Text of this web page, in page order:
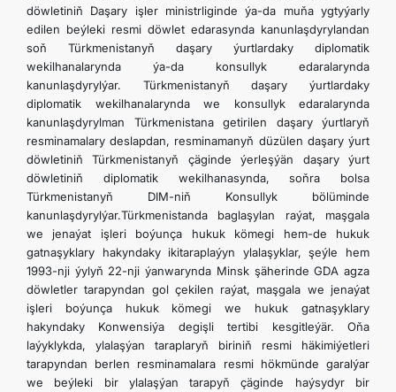
döwletiniň Daşary işler ministrliginde ýa-da muňa ygtyýarly
edilen beýleki resmi döwlet edarasynda kanunlaşdyrylandan
soň Türkmenistanyň daşary ýurtlardaky diplomatik
wekilhanalarynda ýa-da konsullyk edaralarynda
kanunlaşdyrylýar. Türkmenistanyň daşary ýurtlardaky
diplomatik wekilhanalarynda we konsullyk edaralarynda
kanunlaşdyrylman Türkmenistana getirilen daşary ýurtlaryň
resminamalary deslapdan, resminamanyň düzülen daşary ýurt
döwletiniň Türkmenistanyň çäginde ýerleşýän daşary ýurt
döwletiniň diplomatik wekilhanasynda, soňra bolsa
Türkmenistanyň DIM-niň Konsullyk bölüminde
kanunlaşdyrylýar.Türkmenistanda baglaşylan raýat, maşgala
we jenaýat işleri boýunça hukuk kömegi hem-de hukuk
gatnaşyklary hakyndaky ikitaraplaýyn ylalaşyklar, şeýle hem
1993-nji ýylyň 22-nji ýanwarynda Minsk şäherinde GDA agza
döwletler tarapyndan gol çekilen raýat, maşgala we jenaýat
işleri boýunça hukuk kömegi we hukuk gatnaşyklary
hakyndaky Konwensiýa degişli tertibi kesgitleýär. Oňa
laýyklykda, ylalaşýan taraplaryň biriniň resmi häkimiýetleri
tarapyndan berlen resminamalara resmi hökmünde garalýar
we beýleki bir ylalaşýan tarapyň çäginde haýsydyr bir